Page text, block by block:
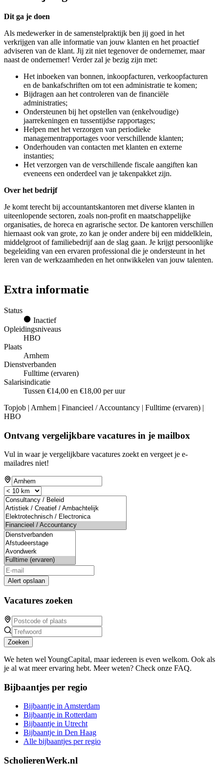
Dit ga je doen
Als medewerker in de samenstelpraktijk ben jij goed in het
verkrijgen van alle informatie van jouw klanten en het proactief
adviseren van de klant. Jij zit niet tegenover de ondernemer, maar
naast de ondernemer! Verder zal je bezig zijn met:
Het inboeken van bonnen, inkoopfacturen, verkoopfacturen
en de bankafschriften om tot een administratie te komen;
Bijdragen aan het controleren van de financiële
administraties;
Ondersteunen bij het opstellen van (enkelvoudige)
jaarrekeningen en tussentijdse rapportages;
Helpen met het verzorgen van periodieke
managementrapportages voor verschillende klanten;
Onderhouden van contacten met klanten en externe
instanties;
Het verzorgen van de verschillende fiscale aangiften kan
eveneens een onderdeel van je takenpakket zijn.
Over het bedrijf
Je komt terecht bij accountantskantoren met diverse klanten in
uiteenlopende sectoren, zoals non-profit en maatschappelijke
organisaties, de horeca en agrarische sector. De kantoren verschillen
hiernaast ook van grote, zo kan je onder andere bij een middelklein,
middelgroot of familiebedrijf aan de slag gaan. Je krijgt persoonlijke
begeleiding van een ervaren professional die je ondersteunt in het
leren van de werkzaamheden en het ontwikkelen van jouw talenten.
Extra informatie
Status
Inactief
Opleidingsniveaus
HBO
Plaats
Arnhem
Dienstverbanden
Fulltime (ervaren)
Salarisindicatie
Tussen €14,00 en €18,00 per uur
Topjob | Arnhem | Financieel / Accountancy | Fulltime (ervaren) |
HBO
Ontvang vergelijkbare vacatures in je mailbox
Vul in waar je vergelijkbare vacatures zoekt en vergeet je e-
mailadres niet!
Alert opslaan
Vacatures zoeken
Zoeken
We heten wel YoungCapital, maar iedereen is even welkom. Ook als
je al wat meer ervaring hebt. Meer weten? Check onze FAQ.
Bijbaantjes per regio
Bijbaantje in Amsterdam
Bijbaantje in Rotterdam
Bijbaantje in Utrecht
Bijbaantje in Den Haag
Alle bijbaantjes per regio
ScholierenWerk.nl